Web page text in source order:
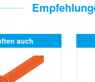
auch